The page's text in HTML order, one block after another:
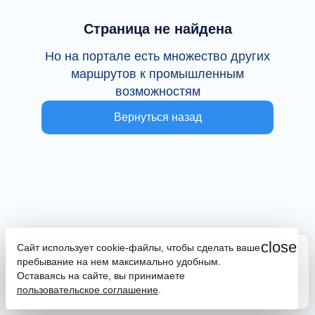
Страница не найдена
Но на портале есть множество других
маршрутов к промышленным
возможностям
Вернуться назад
close
Сайт использует cookie-файлы, чтобы сделать ваше
пребывание на нем максимально удобным.
Оставаясь на сайте, вы принимаете
пользовательское соглашение
Сайт находится в тестовой эксплуатации
В случае наличия ошибок или замечаний просим
сообщить на почтуpromportal@frpkk.ru
написать нам в чатилизаказать обратный звонок